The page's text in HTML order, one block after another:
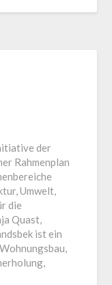
der
Rahmenplan
Umwelt,
die
Quast,
ist ein